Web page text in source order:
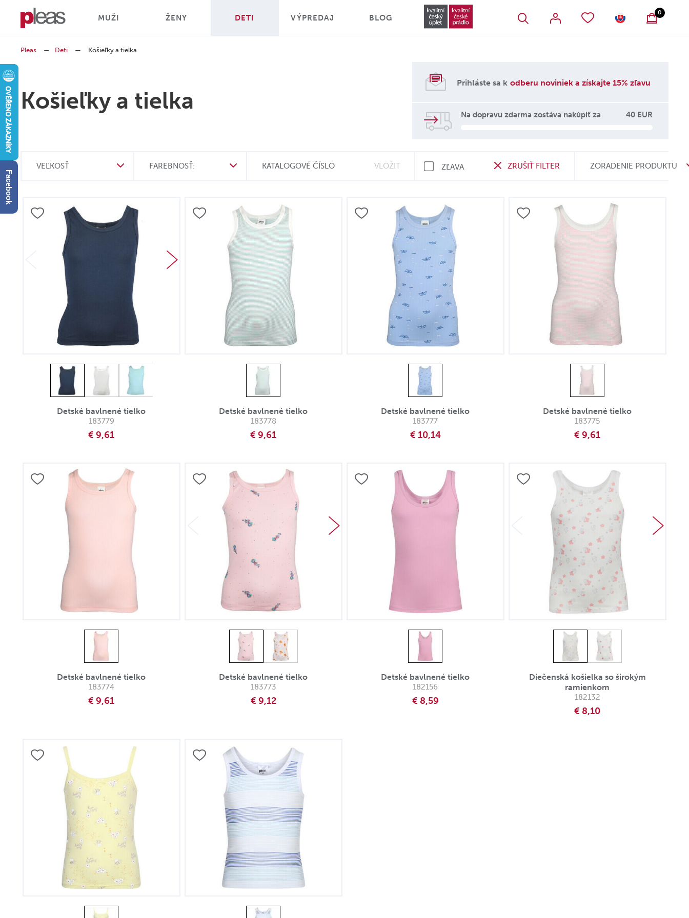
0
SLOVENSKO
MUŽI ŽENY DETI VÝPREDAJ BLOG
Pleas — Deti — Košieľky a tielka
Košieľky a tielka
Prihláste sa k odberu noviniek a získajte 15% zľavu
Na dopravu zdarma zostáva nakúpiť za 40 EUR
VEĽKOSŤ FAREBNOSŤ: KATALOGOVÉ ČÍSLO ZĽAVA ZRUŠIŤ FILTER ZORADENIE PRODUKTU
Detské bavlnené tielko
183779
€ 9,61
Detské bavlnené tielko
183778
€ 9,61
Detské bavlnené tielko
183777
€ 10,14
Detské bavlnené tielko
183775
€ 9,61
Detské bavlnené tielko
183774
€ 9,61
Detské bavlnené tielko
183773
€ 9,12
Detské bavlnené tielko
182156
€ 8,59
Diečenská košielka so širokým
ramienkom
182132
€ 8,10
Facebook